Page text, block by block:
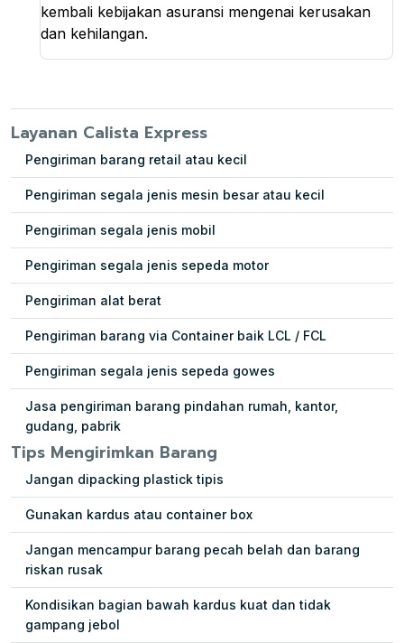
kembali kebijakan asuransi mengenai kerusakan
dan kehilangan.
Layanan Calista Express
Pengiriman barang retail atau kecil
Pengiriman segala jenis mesin besar atau kecil
Pengiriman segala jenis mobil
Pengiriman segala jenis sepeda motor
Pengiriman alat berat
Pengiriman barang via Container baik LCL / FCL
Pengiriman segala jenis sepeda gowes
Jasa pengiriman barang pindahan rumah, kantor,
gudang, pabrik
Tips Mengirimkan Barang
Jangan dipacking plastick tipis
Gunakan kardus atau container box
Jangan mencampur barang pecah belah dan barang
riskan rusak
Kondisikan bagian bawah kardus kuat dan tidak
gampang jebol